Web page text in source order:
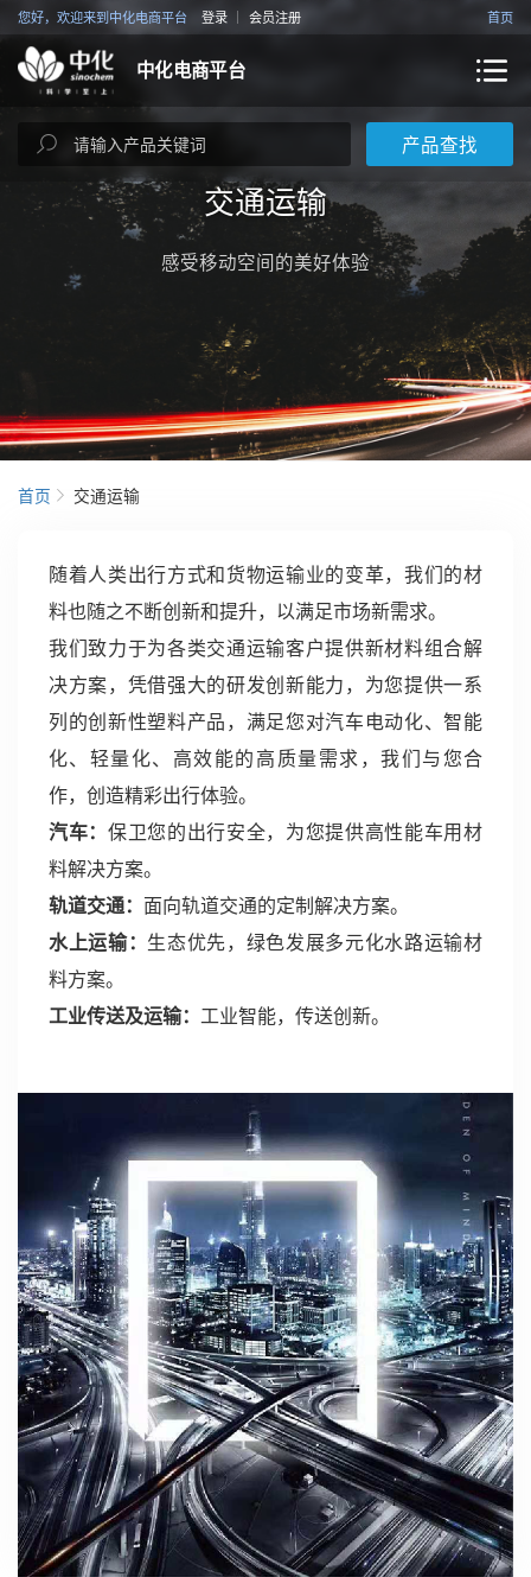
首页
您好，欢迎来到中化电商平台 登录 会员注册
中化电商平台
产品查找
交通运输
感受移动空间的美好体验
首页 交通运输
随着人类出行方式和货物运输业的变革，我们的材
料也随之不断创新和提升，以满足市场新需求。
我们致力于为各类交通运输客户提供新材料组合解
决方案，凭借强大的研发创新能力，为您提供一系
列的创新性塑料产品，满足您对汽车电动化、智能
化、轻量化、高效能的高质量需求，我们与您合
作，创造精彩出行体验。
汽车： 保卫您的出行安全，为您提供高性能车用材
料解决方案。
轨道交通： 面向轨道交通的定制解决方案。
水上运输： 生态优先，绿色发展多元化水路运输材
料方案。
工业传送及运输： 工业智能，传送创新。